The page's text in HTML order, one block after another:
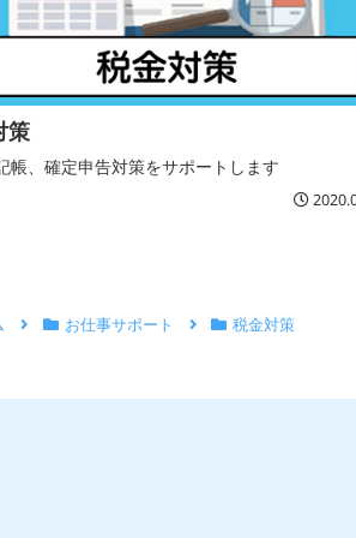
策
帳、確定申告対策をサポートします
お仕事サポート 税金対策